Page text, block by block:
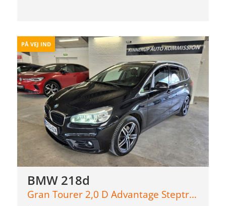
PÅ VEJ IND
BMW 218d
Gran Tourer 2,0 D Advantage Steptronic 150HK 8g Aut.